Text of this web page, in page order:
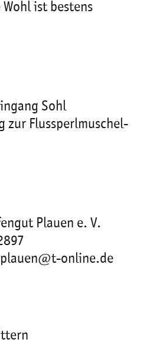
Wohl ist bestens
Sohl
zur Flussperlmuschel-
Plauen e. V.
online.de